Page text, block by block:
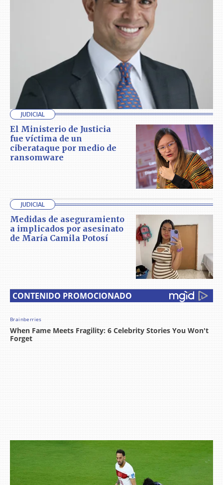
JUDICIAL
El Ministerio de Justicia
fue víctima de un
ciberataque por medio de
ransomware
JUDICIAL
Medidas de aseguramiento
a implicados por asesinato
de María Camila Potosí